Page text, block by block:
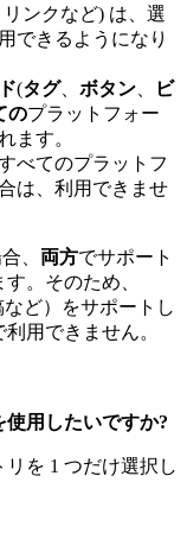
リンクなど) は、選
できるようになり
(タグ、 ボタン
ビ
のプラットフォー
ます。
べてのプラットフ
は、利用できませ
、 両方でサポート
。そのため、
ど）をサポートし
用できません。
用したいですか?
を 1 つだけ選択し